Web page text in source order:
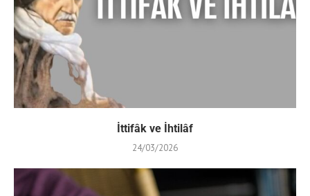
İttifâk ve İhtilâf
24/03/2026